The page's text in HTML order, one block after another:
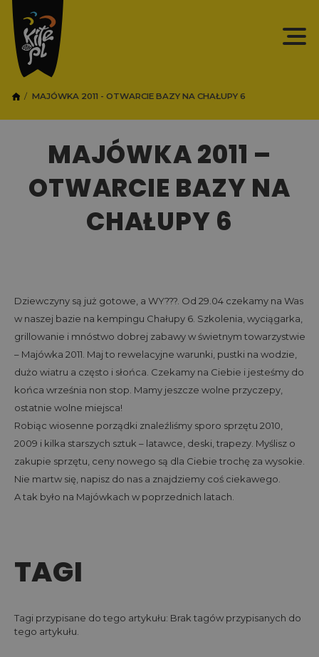
MAJÓWKA 2011 - OTWARCIE BAZY NA CHAŁUPY 6
MAJÓWKA 2011 –
OTWARCIE BAZY NA
CHAŁUPY 6
Dziewczyny są już gotowe, a WY???. Od 29.04 czekamy na Was
w naszej bazie na kempingu Chałupy 6. Szkolenia, wyciągarka,
grillowanie i mnóstwo dobrej zabawy w świetnym towarzystwie
– Majówka 2011. Maj to rewelacyjne warunki, pustki na wodzie,
dużo wiatru a często i słońca. Czekamy na Ciebie i jesteśmy do
końca września non stop. Mamy jeszcze wolne przyczepy,
ostatnie wolne miejsca!
Robiąc wiosenne porządki znaleźliśmy sporo sprzętu 2010,
2009 i kilka starszych sztuk – latawce, deski, trapezy. Myślisz o
zakupie sprzętu, ceny nowego są dla Ciebie trochę za wysokie.
Nie martw się, napisz do nas a znajdziemy coś ciekawego.
A tak było na Majówkach w poprzednich latach.
TAGI
Tagi przypisane do tego artykułu: Brak tagów przypisanych do
tego artykułu.